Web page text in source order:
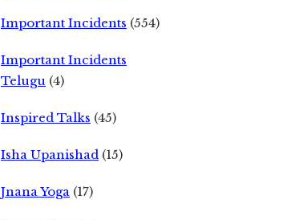
Important Incidents (554)
Important Incidents
Telugu (4)
Inspired Talks (45)
Isha Upanishad (15)
Jnana Yoga (17)